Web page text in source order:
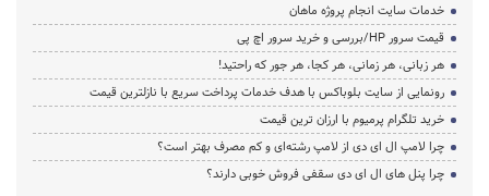
خدمات سایت انجام پروژه ماهان
قیمت سرور HP/بررسی و خرید سرور اچ پی
هر زبانی، هر زمانی، هر کجا، هر جور که راحتید!
رونمایی از سایت بلوباکس با هدف خدمات پرداخت سریع با نازلترین قیمت
خرید تلگرام پرمیوم با ارزان ترین قیمت
چرا لامپ ال ای دی از لامپ رشته‌ای و کم مصرف بهتر است؟
چرا پنل های ال ای دی سقفی فروش خوبی دارند؟